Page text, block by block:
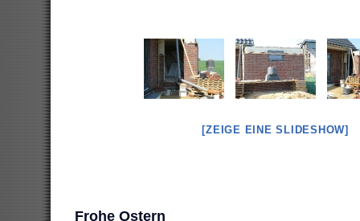
[ZEIGE EINE SLIDESHOW]
Frohe Ostern